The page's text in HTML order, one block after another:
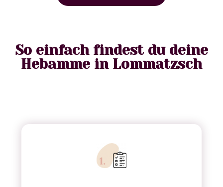
So einfach findest du deine
Hebamme in Lommatzsch